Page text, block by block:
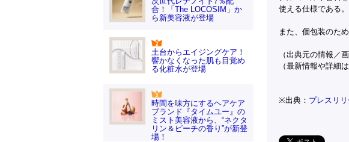
合！「The LOCOSIM」か
ら新美容液が登場
土台からエイジングケア！
響かなくなった肌も目覚め
る化粧水が登場
時間を味方にするヘアケア
ブランド『タイムユー』の
ミスト美容液から、“ネクタ
リン＆ピーチの香り”が新登
場！
使える仕様である。
また、個包装のた
（出典元の情報／
（最新情報や詳細
※出典： プレスリ